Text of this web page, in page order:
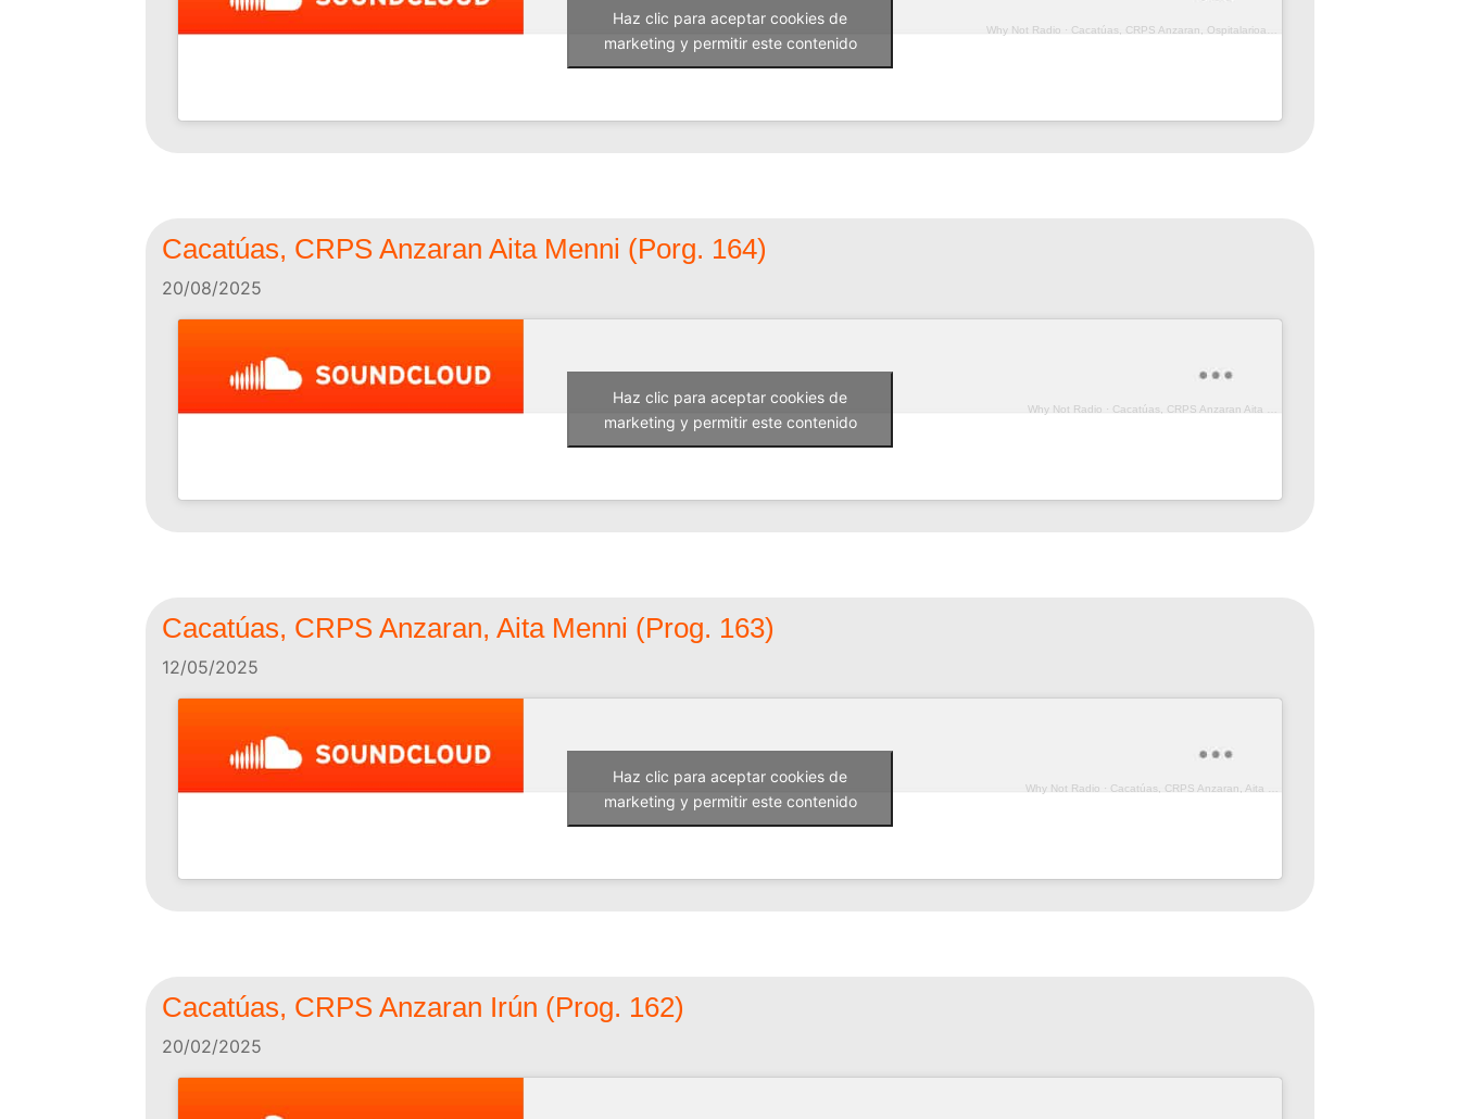
Why Not Radio · Cacatúas, CRPS Anzaran, Ospitalarioak Fundazioa (Prog. 165)
Haz clic para aceptar cookies de
marketing y permitir este contenido
Cacatúas, CRPS Anzaran Aita Menni (Porg. 164)
20/08/2025
Why Not Radio · Cacatúas, CRPS Anzaran Aita Menni (Porg. 164)
Haz clic para aceptar cookies de
marketing y permitir este contenido
Cacatúas, CRPS Anzaran, Aita Menni (Prog. 163)
12/05/2025
Why Not Radio · Cacatúas, CRPS Anzaran, Aita Menni (Prog. 163)
Haz clic para aceptar cookies de
marketing y permitir este contenido
Cacatúas, CRPS Anzaran Irún (Prog. 162)
20/02/2025